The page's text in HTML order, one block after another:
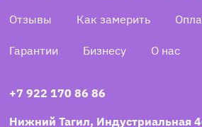
Отзывы Как замерить
Гарантии Бизнесу О нас
+7 922 170 86 86
Нижний Тагил, Индустриальная